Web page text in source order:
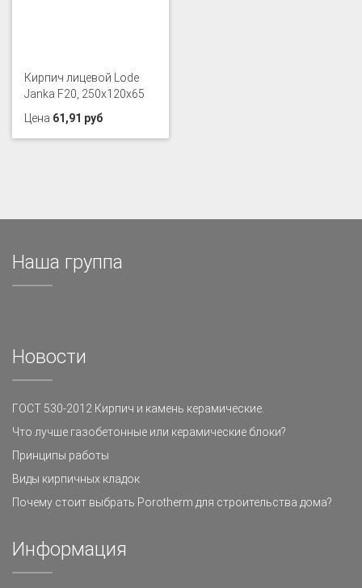
Кирпич лицевой Lode
Janka F20, 250x120x65
Цена 61,91 руб
Наша группа
Новости
ГОСТ 530-2012 Кирпич и камень керамические.
Что лучше газобетонные или керамические блоки?
Принципы работы
Виды кирпичных кладок
Почему стоит выбрать Porotherm для строительства дома?
Информация